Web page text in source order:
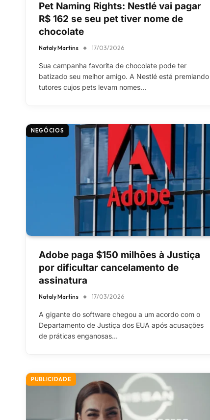
Pet Naming Rights: Nestlé vai pagar
R$ 162 se seu pet tiver nome de
chocolate
Nataly Martins 17/03/2026
Sua campanha favorita de chocolate pode ter
batizado seu melhor amigo. A Nestlé está premiando
tutores cujos pets levam nomes…
NEGÓCIOS
Adobe paga $150 milhões à Justiça
por dificultar cancelamento de
assinatura
Nataly Martins 17/03/2026
A gigante do software chegou a um acordo com o
Departamento de Justiça dos EUA após acusações
de práticas enganosas…
PUBLICIDADE